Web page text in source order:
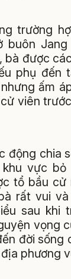
trường
buôn
bà được
phụ đến
ấm
viên
động chia
vực bỏ
tổ bầu cử
rất vui
sau khi
vọng
đời
phương